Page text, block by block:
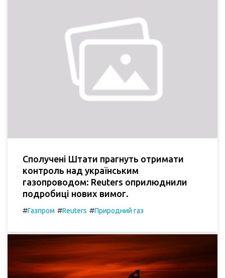
Сполучені Штати прагнуть отримати
контроль над українським
газопроводом: Reuters оприлюднили
подробиці нових вимог.
#Газпром #Reuters #Природний газ